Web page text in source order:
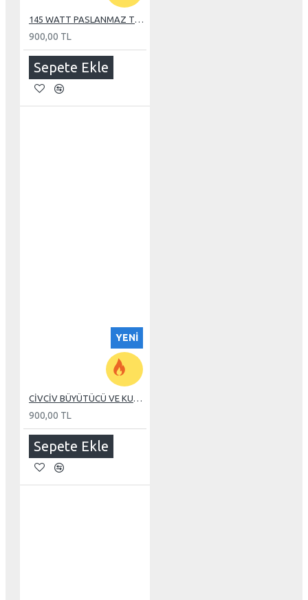
145 WATT PASLANMAZ TUBE REZİSTANS
900,00 TL
Sepete Ekle
YENI
CİVCİV BÜYÜTÜCÜ VE KULUÇKA 110 WATT REZİSTANS
900,00 TL
Sepete Ekle